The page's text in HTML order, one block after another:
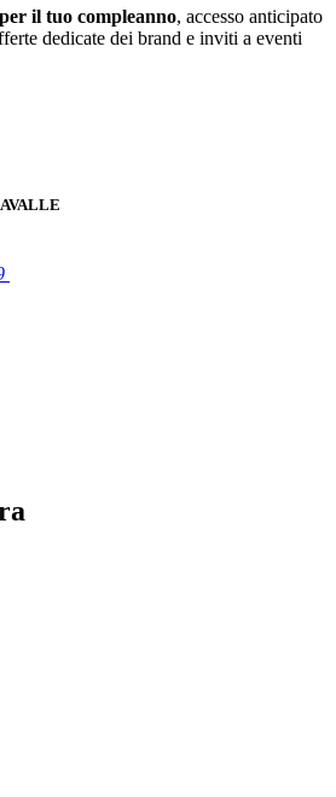
il tuo compleanno, accesso anticipato
dedicate dei brand e inviti a eventi